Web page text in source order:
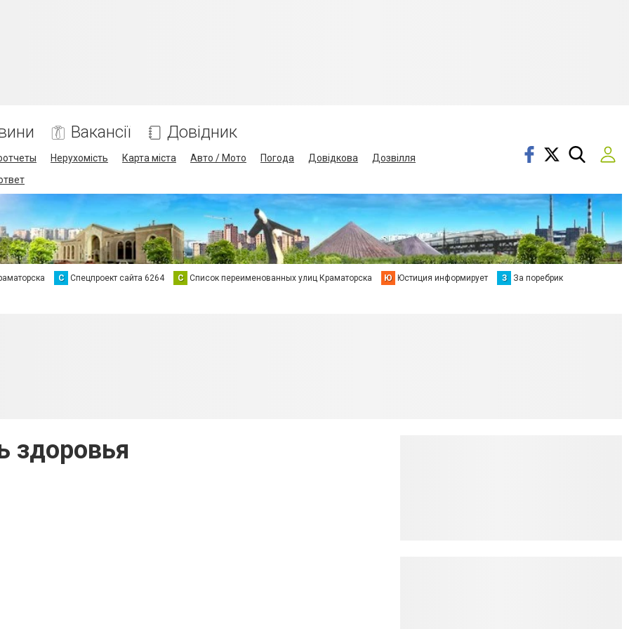
Вакансії Довідник
Нерухомість Карта міста Авто / Мото Погода Довідкова
Дозвілля
С Спецпроект сайта 6264 С Список переименованных улиц Краматорска Ю Юстиция информирует З За поребрик
здоровья